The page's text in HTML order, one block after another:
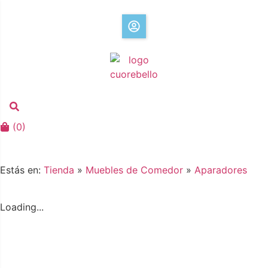
(0)
Estás en: Tienda » Muebles de Comedor » Aparadores
Loading...